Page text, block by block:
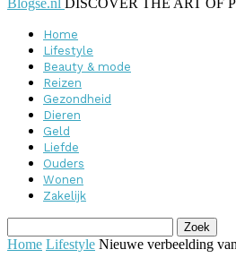
Blogse.nl DISCOVER THE ART OF
Home
Lifestyle
Beauty & mode
Reizen
Gezondheid
Dieren
Geld
Liefde
Ouders
Wonen
Zakelijk
Home Lifestyle Nieuwe verbeelding